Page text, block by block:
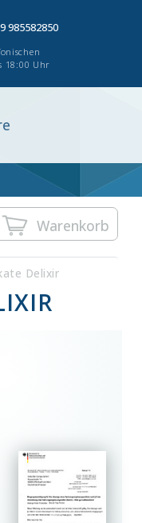
985582850
18:00 Uhr
Warenkorb
Delixir